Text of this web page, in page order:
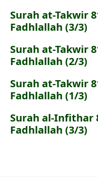
Surah at-Takwir
Fadhlallah (3/3)
Surah at-Takwir
Fadhlallah (2/3)
Surah at-Takwir
Fadhlallah (1/3)
Surah al-Infithar
Fadhlallah (3/3)